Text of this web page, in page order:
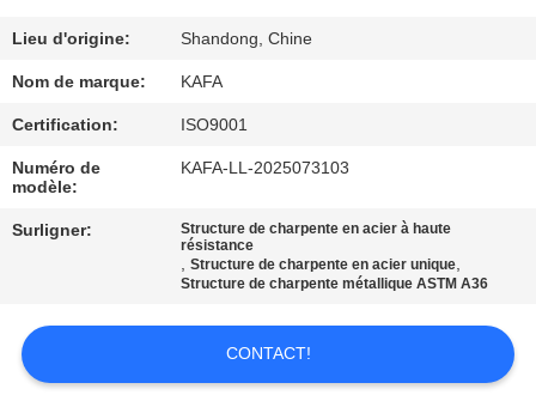
DE
NOUS
VISITE
DE
L'USINE
CONTRÔLE
QUALITÉ
Lieu d'origine: Shandong, Chine
Nom de marque: KAFA
Certification: ISO9001
Numéro de
modèle:
KAFA-LL-2025073103
Surligner:
Structure de charpente en acier à haute
résistance
,Structure de charpente en acier unique,
Structure de charpente métallique ASTM A36
CONTACT!